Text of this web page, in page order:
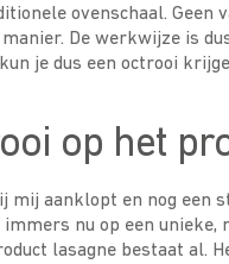
ovenschaal.
De werkwijze is
je dus een octrooi
op het
mij aanklopt en nog een
immers nu op een
lasagne bestaat al.